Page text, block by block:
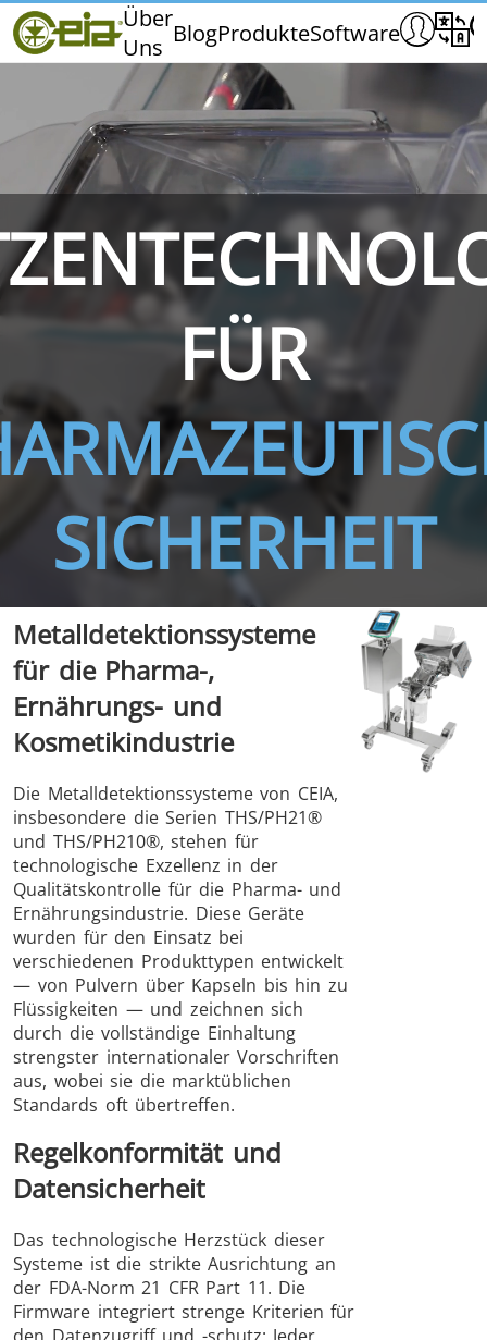
Über
Uns BlogProdukteSoftware
Home
CEIA
Messen und Veranstaltungen
THS/PH210 THS/PH210-FFV THS/
THS/PH21N-FB THS/PH21N-FFV
THS/
D25
THS/FBB
THS/MBB
THS/GMS21
THS/G21
THS Production
4.0
MD-SCOPE
FÜR
SICHERHEIT
Metalldetektionssysteme
für die Pharma-,
Ernährungs- und
Kosmetikindustrie
Die Metalldetektionssysteme von CEIA,
insbesondere die Serien THS/PH21®
und THS/PH210®, stehen für
technologische Exzellenz in der
Qualitätskontrolle für die Pharma- und
Ernährungsindustrie. Diese Geräte
wurden für den Einsatz bei
verschiedenen Produkttypen entwickelt
— von Pulvern über Kapseln bis hin zu
Flüssigkeiten — und zeichnen sich
durch die vollständige Einhaltung
strengster internationaler Vorschriften
aus, wobei sie die marktüblichen
Standards oft übertreffen.
Regelkonformität und
Datensicherheit
Das technologische Herzstück dieser
Systeme ist die strikte Ausrichtung an
der FDA-Norm 21 CFR Part 11. Die
Firmware integriert strenge Kriterien für